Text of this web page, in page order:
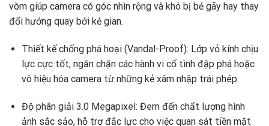
vòm giúp camera có góc nhìn rộng và khó bị bẻ gãy hay thay
đổi hướng quay bởi kẻ gian.
Thiết kế chống phá hoại (Vandal-Proof): Lớp vỏ kính chịu
lực cực tốt, ngăn chặn các hành vi cố tình đập phá hoặc
vô hiệu hóa camera từ những kẻ xâm nhập trái phép.
Độ phân giải 3.0 Megapixel: Đem đến chất lượng hình
ảnh sắc sảo, hỗ trợ đắc lực cho việc quan sát tiền mặt